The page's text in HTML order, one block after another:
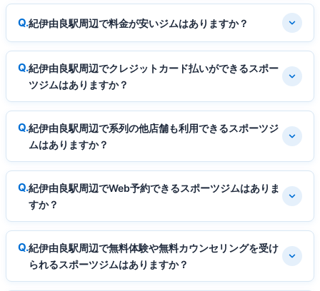
紀伊由良駅周辺で料金が安いジムはありますか？
紀伊由良駅周辺でクレジットカード払いができるスポー
ツジムはありますか？
紀伊由良駅周辺で系列の他店舗も利用できるスポーツジ
ムはありますか？
紀伊由良駅周辺でWeb予約できるスポーツジムはありま
すか？
紀伊由良駅周辺で無料体験や無料カウンセリングを受け
られるスポーツジムはありますか？